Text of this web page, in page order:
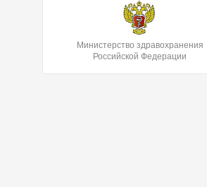
Министерство здравохранения
Российской Федерации